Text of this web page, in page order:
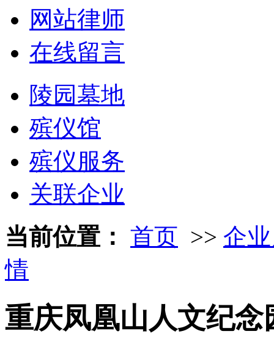
网站律师
在线留言
陵园墓地
殡仪馆
殡仪服务
关联企业
当前位置： 首页 >> 企
情
重庆凤凰山人文纪念